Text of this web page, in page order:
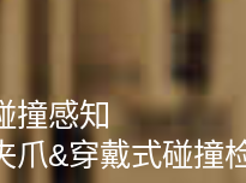
撞感知
爪&穿戴式碰撞